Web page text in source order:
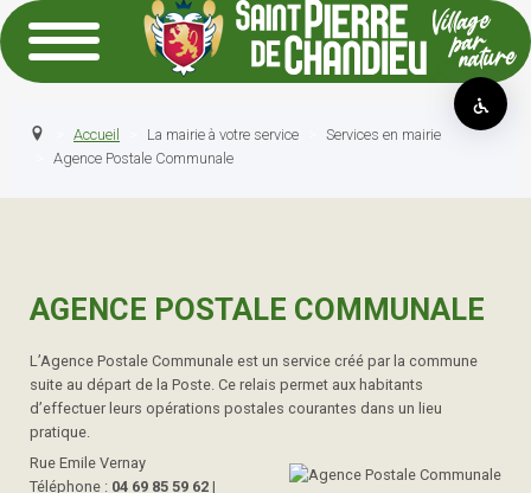
Accueil La mairie à votre service
Services en mairie
Agence Postale Communale
AGENCE POSTALE COMMUNALE
L’Agence Postale Communale est un service créé par la commune
suite au départ de la Poste. Ce relais permet aux habitants
d’effectuer leurs opérations postales courantes dans un lieu
pratique.
Rue Emile Vernay
Téléphone : 04 69 85 59 62 |